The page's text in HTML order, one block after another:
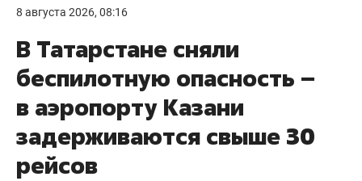
8 августа 2026, 08:16
В Татарстане сняли
беспилотную опасность –
в аэропорту Казани
задерживаются свыше 30
рейсов